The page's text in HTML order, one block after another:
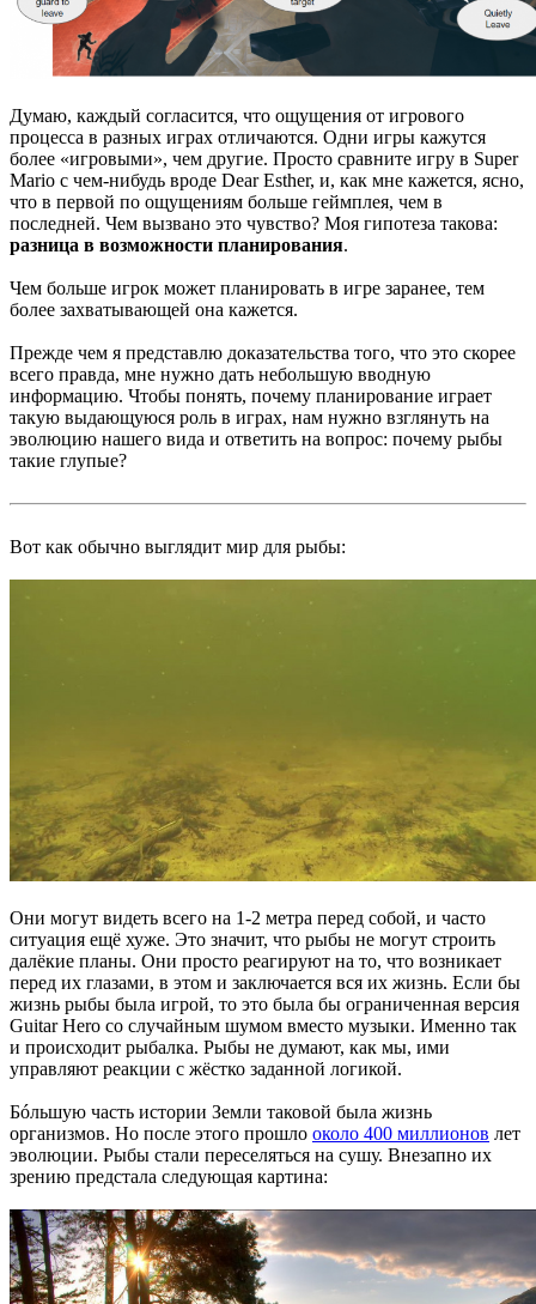
Думаю, каждый согласится, что ощущения от игрового
процесса в разных играх отличаются. Одни игры кажутся
более «игровыми», чем другие. Просто сравните игру в Super
Mario с чем-нибудь вроде Dear Esther, и, как мне кажется, ясно,
что в первой по ощущениям больше геймплея, чем в
последней. Чем вызвано это чувство? Моя гипотеза такова:
разница в возможности планирования.
Чем больше игрок может планировать в игре заранее, тем
более захватывающей она кажется.
Прежде чем я представлю доказательства того, что это скорее
всего правда, мне нужно дать небольшую вводную
информацию. Чтобы понять, почему планирование играет
такую выдающуюся роль в играх, нам нужно взглянуть на
эволюцию нашего вида и ответить на вопрос: почему рыбы
такие глупые?
Вот как обычно выглядит мир для рыбы:
Они могут видеть всего на 1-2 метра перед собой, и часто
ситуация ещё хуже. Это значит, что рыбы не могут строить
далёкие планы. Они просто реагируют на то, что возникает
перед их глазами, в этом и заключается вся их жизнь. Если бы
жизнь рыбы была игрой, то это была бы ограниченная версия
Guitar Hero со случайным шумом вместо музыки. Именно так
и происходит рыбалка. Рыбы не думают, как мы, ими
управляют реакции с жёстко заданной логикой.
Бóльшую часть истории Земли таковой была жизнь
организмов. Но после этого прошло около 400 миллионов лет
эволюции. Рыбы стали переселяться на сушу. Внезапно их
зрению предстала следующая картина: